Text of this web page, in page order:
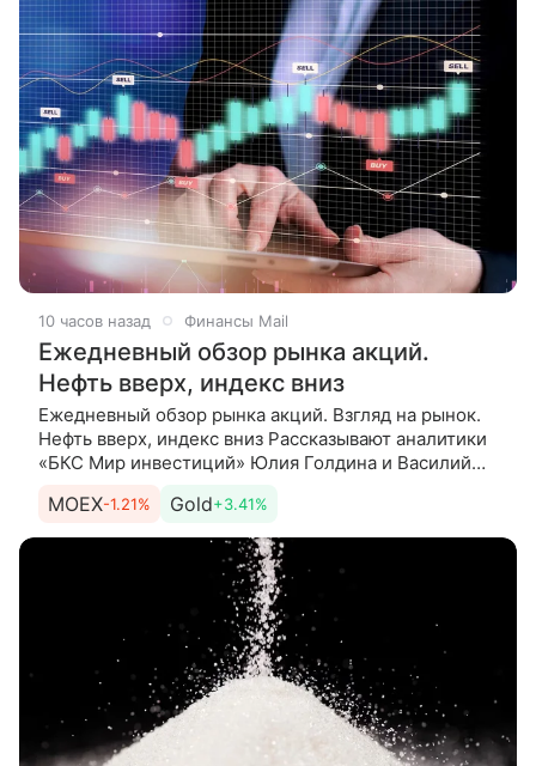
10 часов назад Финансы Mail
Ежедневный обзор рынка акций.
Нефть вверх, индекс вниз
Ежедневный обзор рынка акций. Взгляд на рынок.
Нефть вверх, индекс вниз Рассказывают аналитики
«БКС Мир инвестиций» Юлия Голдина и Василий
снижением: в начале
MOEX-1.21% Gold+3.41%